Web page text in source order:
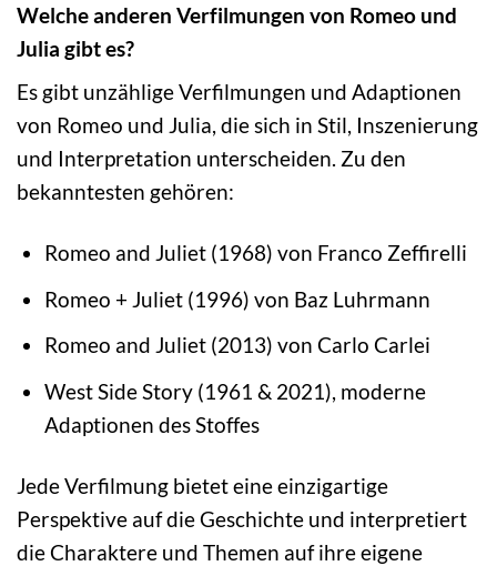
Welche anderen Verfilmungen von Romeo und
Julia gibt es?
Es gibt unzählige Verfilmungen und Adaptionen
von Romeo und Julia, die sich in Stil, Inszenierung
und Interpretation unterscheiden. Zu den
bekanntesten gehören:
Romeo and Juliet (1968) von Franco Zeffirelli
Romeo + Juliet (1996) von Baz Luhrmann
Romeo and Juliet (2013) von Carlo Carlei
West Side Story (1961 & 2021), moderne
Adaptionen des Stoffes
Jede Verfilmung bietet eine einzigartige
Perspektive auf die Geschichte und interpretiert
die Charaktere und Themen auf ihre eigene